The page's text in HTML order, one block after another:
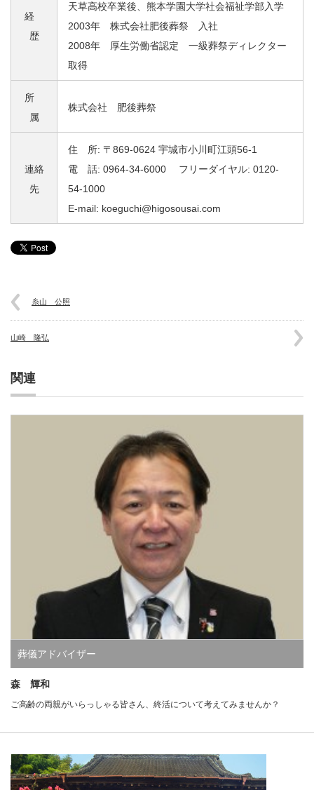
経
歴
天草高校卒業後、熊本学園大学社会福祉学部入学
2003年 株式会社肥後葬祭 入社
2008年 厚生労働省認定 一級葬祭ディレクター
取得
所
属
株式会社 肥後葬祭
連絡
先
住 所: 〒869-0624 宇城市小川町江頭56-1
電 話: 0964-34-6000 フリーダイヤル: 0120-
54-1000
E-mail: koeguchi@higosousai.com
糸山 公照
山崎 隆弘
関連
葬儀アドバイザー
森 輝和
ご高齢の両親がいらっしゃる皆さん、終活について考えてみませんか？